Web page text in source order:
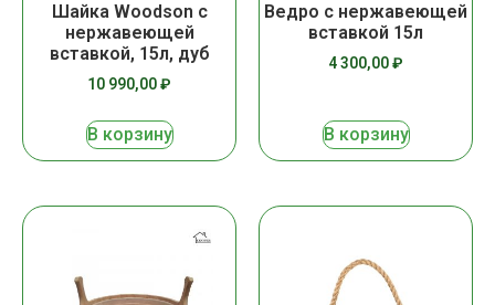
Шайка Woodson с
нержавеющей
вставкой, 15л, дуб
10 990,00₽
В корзину
Ведро с нержавеющей
вставкой 15л
4 300,00₽
В корзину